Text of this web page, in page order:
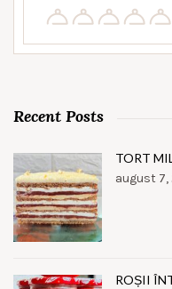
Recent Posts
TORT
august 7,
ROȘII